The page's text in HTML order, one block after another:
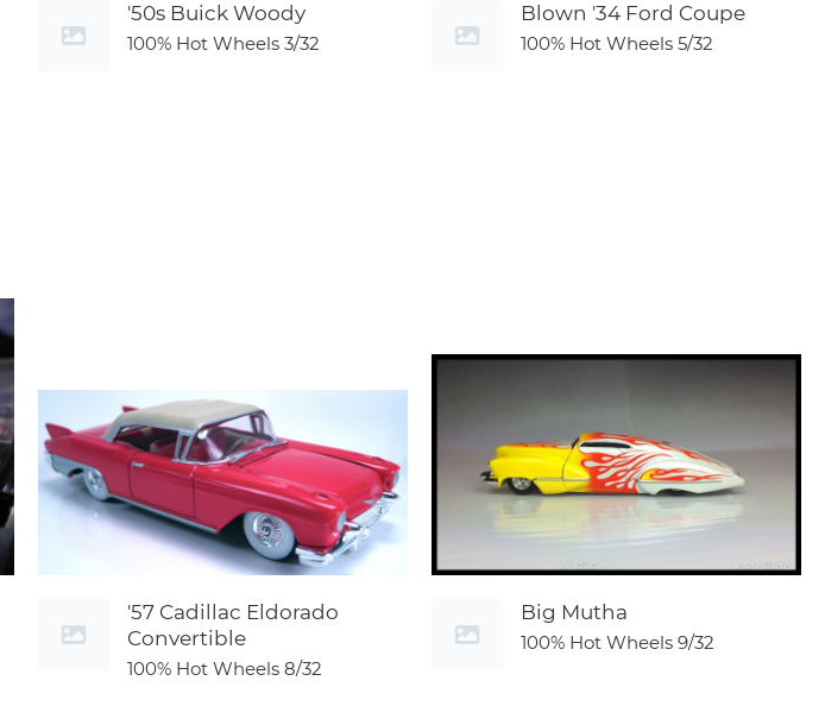
'50s Buick Woody
100% Hot Wheels 3/32
Blown '34 Ford Coupe
100% Hot Wheels 5/32
'57 Cadillac Eldorado
Convertible
100% Hot Wheels 8/32
Big Mutha
100% Hot Wheels 9/32